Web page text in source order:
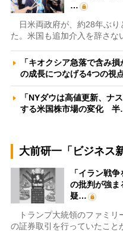
…
日米両政府が、約28年ぶり
た。米国も追加介入を辞さ
「キオクシア急落で含み
の成長につなげる4つの
「NYダウは高値更新、ナ
する米国株市場の変化
大前研一「ビジネス
「イラン戦
の批判が強ま
疑…
トランプ大統領のファミリ
の証券取引を行っていたこ